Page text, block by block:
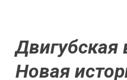
Двигубская
Новая